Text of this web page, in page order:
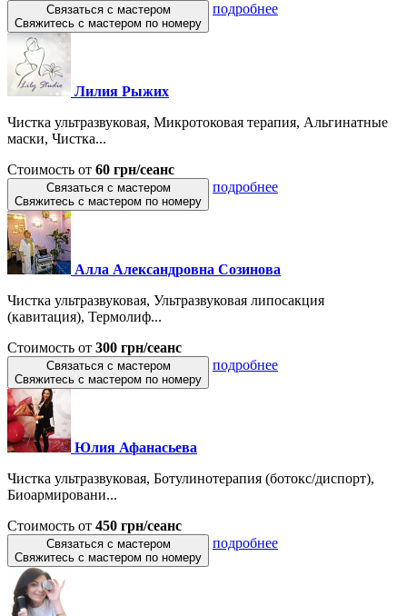
Связаться с мастером
Свяжитесь с мастером по номеру
подробнее
Лилия Рыжих
Чистка ультразвуковая, Микротоковая терапия, Альгинатные
маски, Чистка...
Стоимость от 60 грн/сеанс
Связаться с мастером
Свяжитесь с мастером по номеру
подробнее
Алла Александровна Созинова
Чистка ультразвуковая, Ультразвуковая липосакция
(кавитация), Термолиф...
Стоимость от 300 грн/сеанс
Связаться с мастером
Свяжитесь с мастером по номеру
подробнее
Юлия Афанасьева
Чистка ультразвуковая, Ботулинотерапия (ботокс/диспорт),
Биоармировани...
Стоимость от 450 грн/сеанс
Связаться с мастером
Свяжитесь с мастером по номеру
подробнее